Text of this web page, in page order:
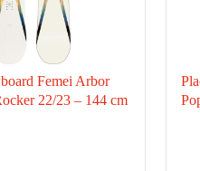
Femei Arbor
22/23 – 144 cm